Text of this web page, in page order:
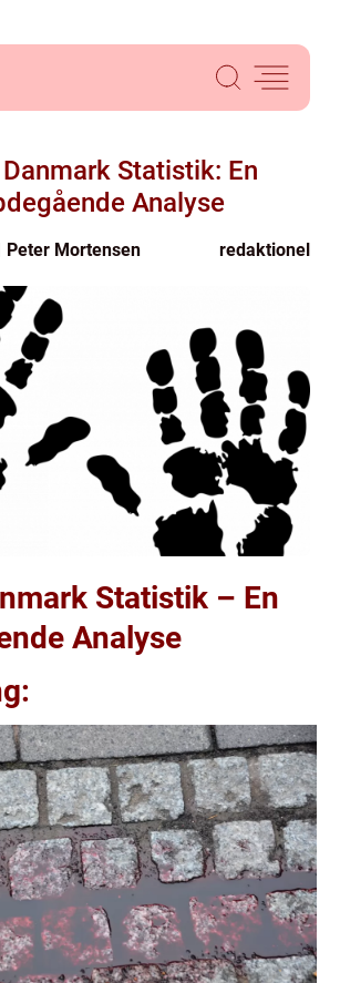
Statistik: En
Analyse
Peter Mortensen redaktionel
Statistik – En
Analyse